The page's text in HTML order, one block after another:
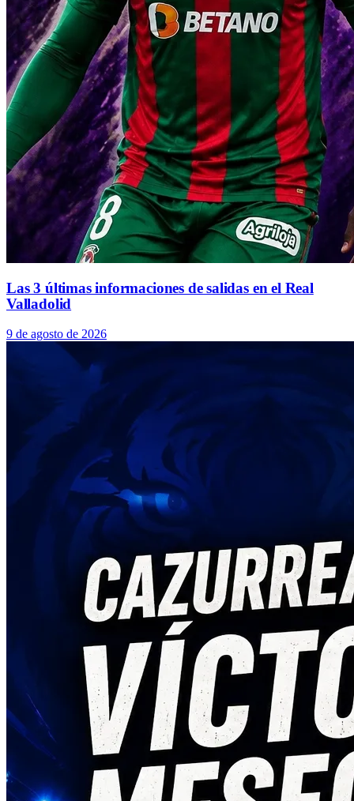
Las 3 últimas informaciones de salidas en el Real
Valladolid
9 de agosto de 2026